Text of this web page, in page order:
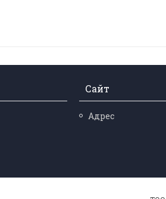
Сайт
Адрес